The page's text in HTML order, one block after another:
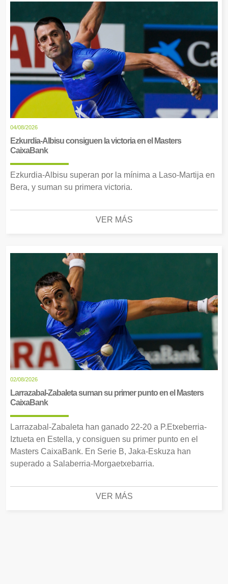
04/08/2026
Ezkurdia-Albisu consiguen la victoria en el Masters
CaixaBank
Ezkurdia-Albisu superan por la mínima a Laso-Martija en
Bera, y suman su primera victoria.
VER MÁS
02/08/2026
Larrazabal-Zabaleta suman su primer punto en el Masters
CaixaBank
Larrazabal-Zabaleta han ganado 22-20 a P.Etxeberria-
Iztueta en Estella, y consiguen su primer punto en el
Masters CaixaBank. En Serie B, Jaka-Eskuza han
superado a Salaberria-Morgaetxebarria.
VER MÁS